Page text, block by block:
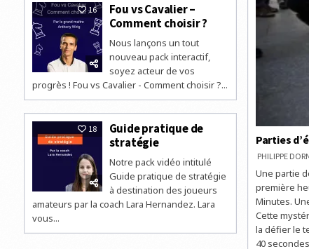
Parties
PHILIPPE
Une partie
première
Minutes.
Cette
la défier le
40
16
Fou vs Cavalier –
Comment choisir ?
Nous lançons un tout
nouveau pack interactif,
soyez acteur de vos
progrès ! Fou vs Cavalier - Comment choisir ?...
18
Guide pratique de
stratégie
Notre pack vidéo intitulé
Guide pratique de stratégie
à destination des joueurs
amateurs par la coach Lara Hernandez. Lara
vous...